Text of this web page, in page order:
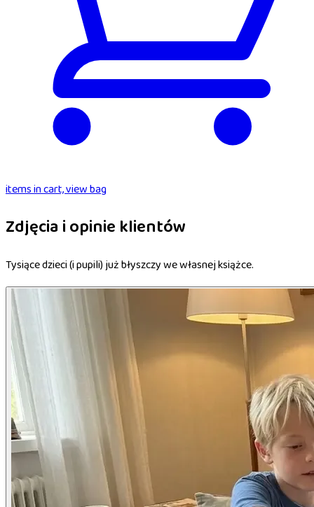
items in cart, view bag
Zdjęcia i opinie klientów
Tysiące dzieci (i pupili) już błyszczy we własnej książce.